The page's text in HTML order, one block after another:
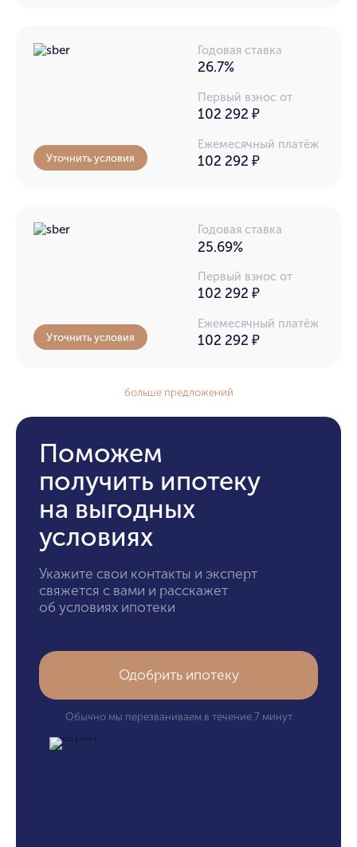
Годовая ставка
26.7%
Первый взнос от
102 292 ₽
Ежемесячный платёж
102 292 ₽
Уточнить условия
Годовая ставка
25.69%
Первый взнос от
102 292 ₽
Ежемесячный платёж
102 292 ₽
Уточнить условия
больше предложений
Поможем
получить ипотеку
на выгодных
условиях
Укажите свои контакты и эксперт
свяжется с вами и расскажет
об условиях ипотеки
Одобрить ипотеку
Обычно мы перезваниваем в течение 7 минут